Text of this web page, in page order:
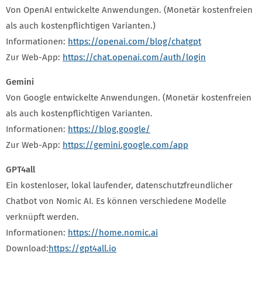
Von OpenAI entwickelte Anwendungen. (Monetär kostenfreien
als auch kostenpflichtigen Varianten.)
Informationen: https://openai.com/blog/chatgpt
Zur Web-App: https://chat.openai.com/auth/login
Gemini
Von Google entwickelte Anwendungen. (Monetär kostenfreien
als auch kostenpflichtigen Varianten.
Informationen: https://blog.google/
Zur Web-App: https://gemini.google.com/app
GPT4all
Ein kostenloser, lokal laufender, datenschutzfreundlicher
Chatbot von Nomic AI. Es können verschiedene Modelle
verknüpft werden.
Informationen: https://home.nomic.ai
Download:https://gpt4all.io